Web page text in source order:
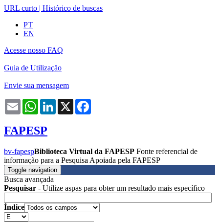
URL curto | Histórico de buscas
PT
EN
Acesse nosso FAQ
Guia de Utilização
Envie sua mensagem
Email WhatsAppLinkedIn
X
FAPESP
bv-fapespBiblioteca Virtual da FAPESP Fonte referencial de
informação para a Pesquisa Apoiada pela FAPESP
Toggle navigation
Busca avançada
Pesquisar - Utilize aspas para obter um resultado mais específico
Índice